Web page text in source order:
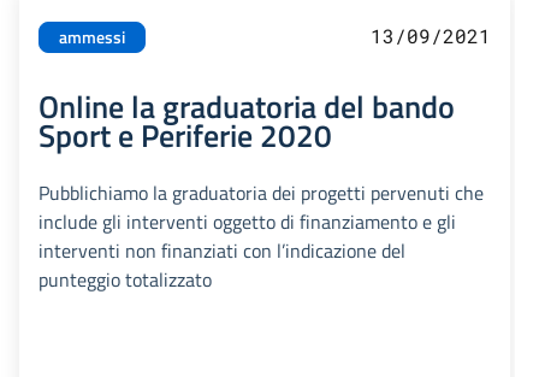
ammessi 13/09/2021
Online la graduatoria del bando
Sport e Periferie 2020
Pubblichiamo la graduatoria dei progetti pervenuti che
include gli interventi oggetto di finanziamento e gli
interventi non finanziati con l’indicazione del
punteggio totalizzato